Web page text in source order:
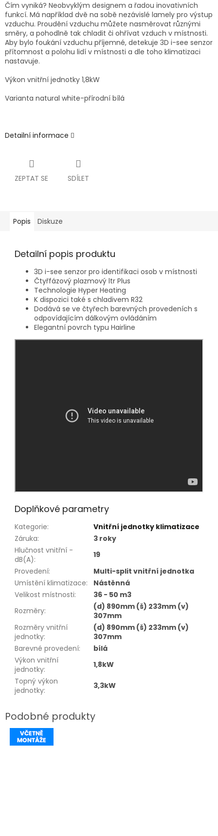
Čím vyniká? Neobvyklým designem a řadou inovativních
funkcí. Má například dvě na sobě nezávislé lamely pro výstup
vzduchu. Proudění vzduchu můžete nasměrovat různými
směry, a pohodlně tak chladit či ohřívat vzduch v místnosti.
Aby bylo foukání vzduchu příjemné, detekuje 3D i-see senzor
přítomnost a polohu lidí v místnosti a dle toho klimatizaci
nastavuje.
Výkon vnitřní jednotky 1,8kW
Varianta natural white-přírodní bílá
Detailní informace
ZEPTAT SE SDÍLET
Popis Diskuze
Detailní popis produktu
3D i-see senzor pro identifikaci osob v místnosti
Čtyřfázový plazmový ltr Plus
Technologie Hyper Heating
K dispozici také s chladivem R32
Dodává se ve čtyřech barevných provedeních s
odpovídajícím dálkovým ovládáním
Elegantní povrch typu Hairline
Doplňkové parametry
Kategorie:
Vnitřní jednotky klimatizace
Záruka:
3 roky
Hlučnost vnitřní -
dB(A):
19
Provedení:
Multi-split vnitřní jednotka
Umístění klimatizace:
Nástěnná
Velikost místnosti:
36 - 50 m3
Rozměry:
(d) 890mm (š) 233mm (v)
307mm
Rozměry vnitřní
jednotky:
(d) 890mm (š) 233mm (v)
307mm
Barevné provedení:
bílá
Výkon vnitřní
jednotky:
1,8kW
Topný výkon
jednotky: 3,3kW